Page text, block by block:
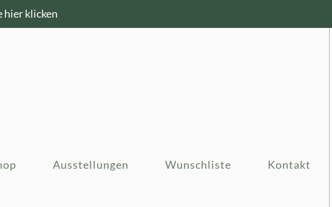
hier klicken
Ausstellungen Wunschliste Kontakt